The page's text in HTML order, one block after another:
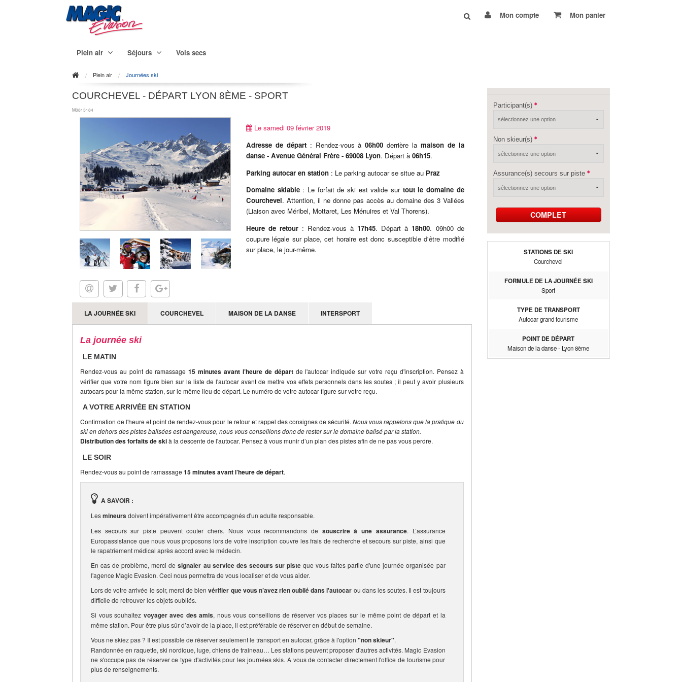
Mon compte Mon panier
Plein air Séjours Vols secs
Plein air Journées ski
COURCHEVEL - DÉPART LYON 8ÈME - SPORT
M0813184
Le samedi 09 février 2019
Adresse de départ : Rendez-vous à06h00 derrière la maison de la
danse - Avenue Général Frère - 69008 Lyon. Départ à06h15.
Parking autocar en station : Le parking autocar se situe au Praz
Domaine skiable : Le forfait de ski est valide sur tout le domaine de
Courchevel. Attention, il ne donne pas accès au domaine des 3 Vallées
(Liaison avec Méribel, Mottaret, Les Ménuires et Val Thorens).
Heure de retour : Rendez-vous à17h45. Départ à18h00. 09h00 de
coupure légale sur place, cet horaire est donc susceptible d'être modifié
sur place, le jour-même.
LA JOURNÉE SKI COURCHEVEL MAISON DE LA DANSE INTERSPORT
La journée ski
LE MATIN
Rendez-vous au point de ramassage15 minutes avant l’heure de départde l'autocar indiquée sur votre reçu d'inscription. Pensez à
vérifier que votre nom figure bien sur la liste de l'autocar avant de mettre vos effets personnels dans les soutes ; il peut y avoir plusieurs
autocars pour la même station, sur le même lieu de départ. Le numéro de votre autocar figure sur votre reçu.
A VOTRE ARRIVÉE EN STATION
Confirmation de l'heure et point de rendez-vous pour le retour et rappel des consignes de sécurité.Nous vous rappelons que la pratique du
ski en dehors des pistes balisées est dangereuse, nous vous conseillons donc de rester sur le domaine balisé par la station.
Distribution des forfaits de skià la descente de l'autocar. Pensez à vous munir d’un plan des pistes afin de ne pas vous perdre.
LE SOIR
Rendez-vous au point de ramassage 15 minutes avant l’heure de départ.
A SAVOIR :
Lesmineursdoivent impérativement être accompagnés d'un adulte responsable.
Les secours sur piste peuvent coûter chers. Nous vous recommandons de souscrire à une assurance. L’assurance
Europassistance que nous vous proposons lors de votre inscription couvre les frais de recherche et secours sur piste, ainsi que
le rapatriement médical après accord avec le médecin.
En cas de problème, merci designaler au service des secours sur pisteque vous faites partie d'une journée organisée par
l'agence Magic Evasion. Ceci nous permettra de vous localiser et de vous aider.
Lors de votre arrivée le soir, merci de bienvérifier que vous n’avez rien oublié dans l'autocar ou dans les soutes. Il est toujours
difficile de retrouver les objets oubliés.
Si vous souhaitez voyager avec des amis, nous vous conseillons de réserver vos places sur le même point de départ et la
même station. Pour être plus sûr d’avoir de la place, il est préférable de réserver en début de semaine.
Vous ne skiez pas ? Il est possible de réserver seulement le transport en autocar, grâce à l'option "non skieur".
Randonnée en raquette, ski nordique, luge, chiens de traineau… Les stations peuvent proposer d'autres activités. Magic Evasion
ne s'occupe pas de réserver ce type d'activités pour les journées skis. A vous de contacter directement l'office de tourisme pour
plus de renseignements.
Participant(s)
Non skieur(s)
Assurance(s) secours sur piste
COMPLET
STATIONS DE SKI
Courchevel
FORMULE DE LA JOURNÉE SKI
Sport
TYPE DE TRANSPORT
Autocar grand tourisme
POINT DE DÉPART
Maison de la danse - Lyon 8ème